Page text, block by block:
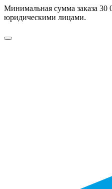
Минимальная сумма заказа 30
юридическими лицами.